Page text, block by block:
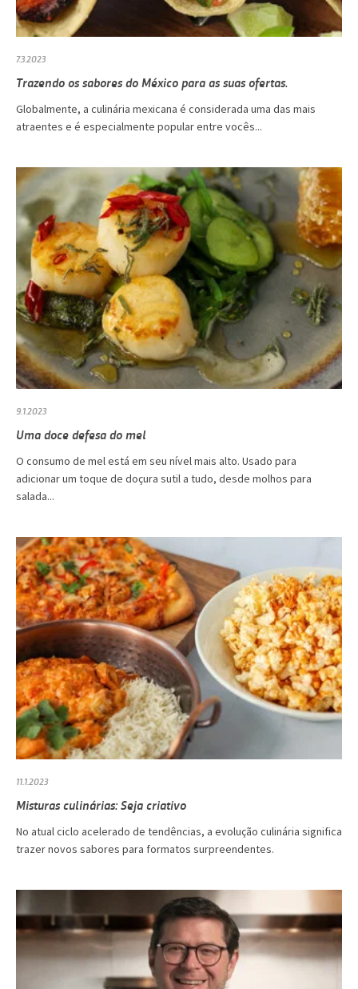
7.3.2023
Trazendo os sabores do México para as suas ofertas.
Globalmente, a culinária mexicana é considerada uma das mais
atraentes e é especialmente popular entre vocês...
9.1.2023
Uma doce defesa do mel
O consumo de mel está em seu nível mais alto. Usado para
adicionar um toque de doçura sutil a tudo, desde molhos para
salada...
11.1.2023
Misturas culinárias: Seja criativo
No atual ciclo acelerado de tendências, a evolução culinária significa
trazer novos sabores para formatos surpreendentes.